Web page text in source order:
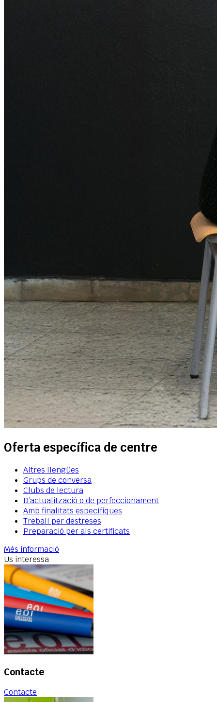
Oferta específica de centre
Altres llengües
Grups de conversa
Clubs de lectura
D’actualització o de perfeccionament
Amb finalitats específiques
Treball per destreses
Preparació per als certificats
Més informació
Us interessa
Contacte
Contacte